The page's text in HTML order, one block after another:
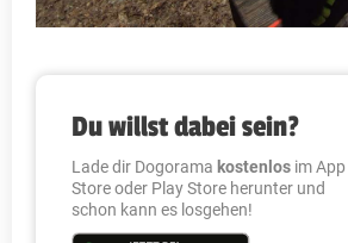
Du willst dabei sein?
Lade dir Dogorama kostenlos im App
Store oder Play Store herunter und
schon kann es losgehen!